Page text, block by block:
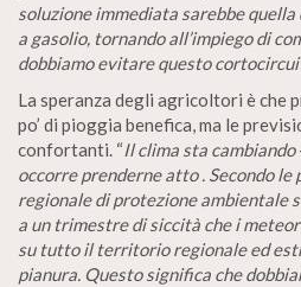
soluzione immediata sarebbe
a gasolio, tornando all’impiego di
dobbiamo evitare questo
La speranza degli agricoltori è che
po’ di pioggia benefica, ma le
confortanti. “Il clima sta cambiando
occorre prenderne atto . Secondo le
regionale di protezione ambientale
a un trimestre di siccità che i
su tutto il territorio regionale ed
pianura. Questo significa che